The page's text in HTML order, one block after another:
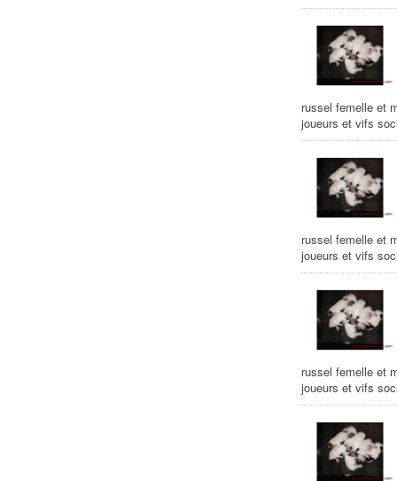
russel femelle et
joueurs et vifs
russel femelle et
joueurs et vifs
russel femelle et
joueurs et vifs